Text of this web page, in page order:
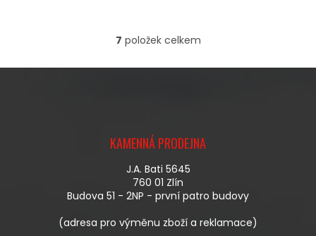
O
L
Í
P
R
V
K
V
7 položek celkem
KAMENNÁ PRODEJNA
J.A. Bati 5645
760 01 Zlín
Budova 51 - 2NP - první patro budovy
(adresa pro výměnu zboží a reklamace)